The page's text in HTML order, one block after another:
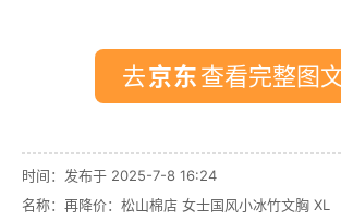
去 查看完整图
时间：发布于 2025-7-8 16:24
名称： 再降价：松山棉店 女士国风小冰竹文胸 XL